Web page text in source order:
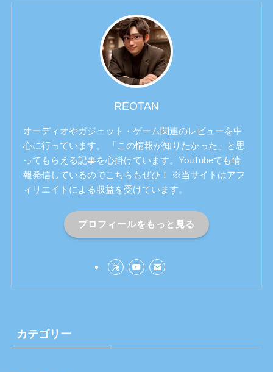
REOTAN
オーディオやガジェット・ゲーム関連のレビューを中
心に行っています。 「この情報が知りたかった」と思
ってもらえる記事を心掛けています。YouTubeでも情
報発信しているのでこちらもぜひ！ ※当サイトはアフ
ィリエイトによる収益を受けています。
プロフィールをもっと見る
カテゴリー